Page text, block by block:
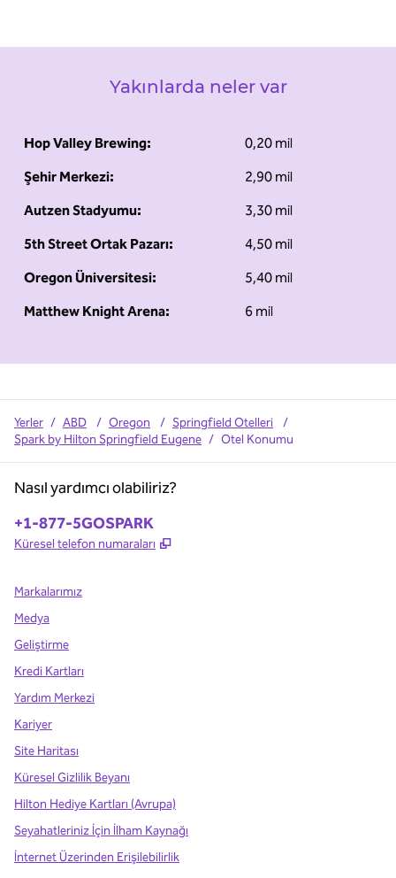
Yakınlarda neler var
Hop Valley Brewing:
0,20 mil
Şehir Merkezi:
2,90 mil
Autzen Stadyumu:
3,30 mil
5th Street Ortak Pazarı:
4,50 mil
Oregon Üniversitesi:
5,40 mil
Matthew Knight Arena:
6 mil
Yerler / ABD / Oregon / Springfield Otelleri
/
Spark by Hilton Springfield Eugene / Otel Konumu
Nasıl yardımcı olabiliriz?
Telefon:
+1-877-5GOSPARK
Küresel telefon numaraları ,
Markalarımız
Medya
Geliştirme
Kredi Kartları
Yardım Merkezi
Kariyer
Site Haritası
Küresel Gizlilik Beyanı
Hilton Hediye Kartları (Avrupa)
Seyahatleriniz İçin İlham Kaynağı
İnternet Üzerinden Erişilebilirlik